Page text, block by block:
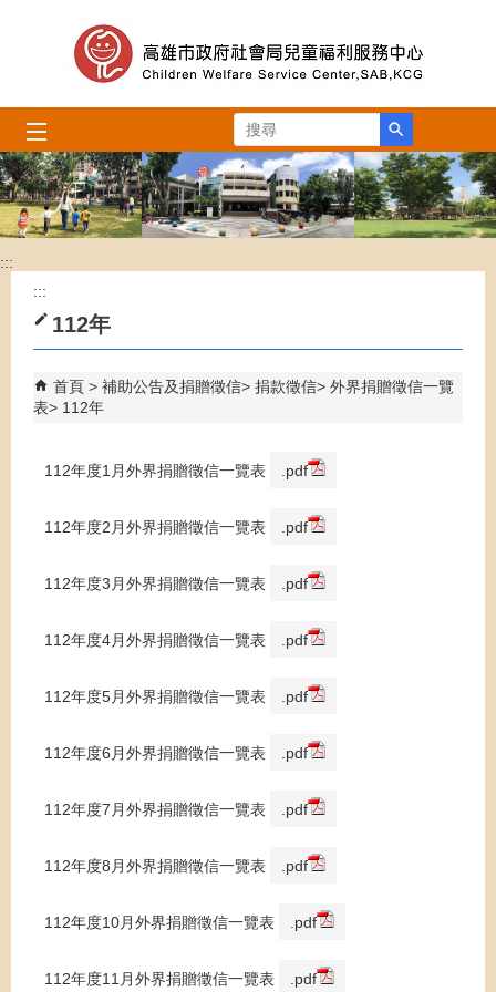
跳到主要內容區塊
搜尋
:::
:::
112年
首頁 補助公告及捐贈徵信 捐款徵信
外界捐贈徵信一覽
表
112年
112年度1月外界捐贈徵信一覽表 .pdf
112年度2月外界捐贈徵信一覽表 .pdf
112年度3月外界捐贈徵信一覽表 .pdf
112年度4月外界捐贈徵信一覽表 .pdf
112年度5月外界捐贈徵信一覽表 .pdf
112年度6月外界捐贈徵信一覽表 .pdf
112年度7月外界捐贈徵信一覽表 .pdf
112年度8月外界捐贈徵信一覽表 .pdf
112年度10月外界捐贈徵信一覽表 .pdf
112年度11月外界捐贈徵信一覽表 .pdf